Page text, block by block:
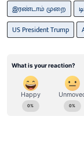
இரண்டாம் முறை
US President Trump